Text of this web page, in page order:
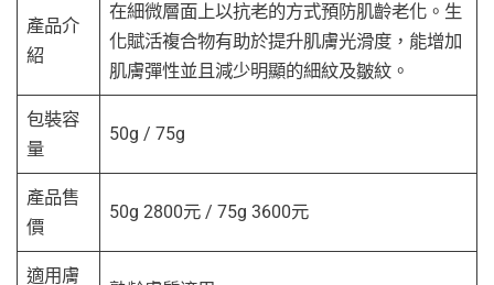
產品介
紹
在細微層面上以抗老的方式預防肌齡老化。生
化賦活複合物有助於提升肌膚光滑度，能增加
肌膚彈性並且減少明顯的細紋及皺紋。
包裝容
量
50g / 75g
產品售
價
50g 2800元 / 75g 3600元
適用膚